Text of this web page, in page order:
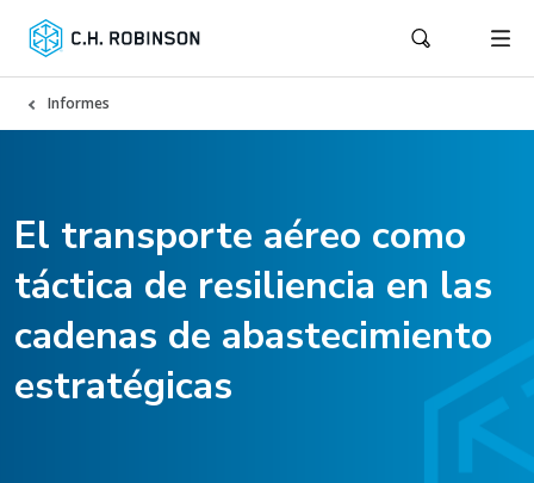
Informes
El transporte aéreo como
táctica de resiliencia en las
cadenas de abastecimiento
estratégicas